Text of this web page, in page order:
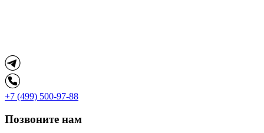
+7 (499) 500-97-88
Позвоните нам